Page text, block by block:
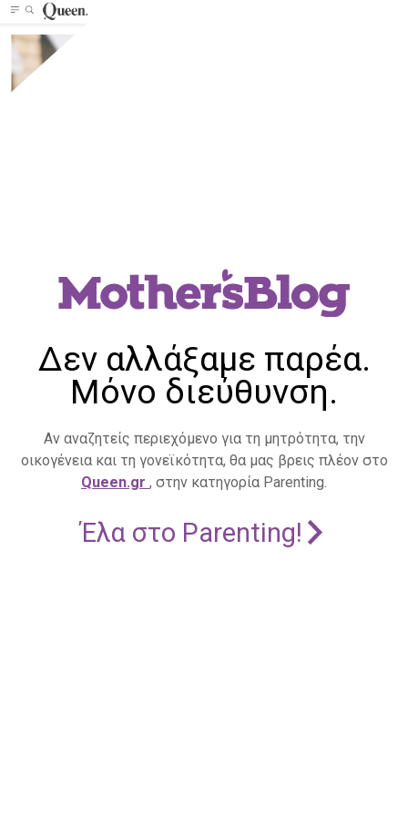
Δεν αλλάξαμε παρέα.
Μόνο διεύθυνση.
Αν αναζητείς περιεχόμενο για τη μητρότητα, την
οικογένεια και τη γονεϊκότητα, θα μας βρεις πλέον στο
Queen.gr , στην κατηγορία Parenting.
Έλα στο Parenting!